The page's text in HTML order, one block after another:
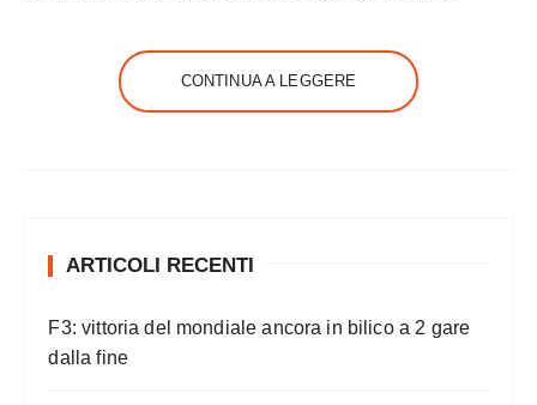
CONTINUA A LEGGERE
ARTICOLI RECENTI
F3: vittoria del mondiale ancora in bilico a 2 gare
dalla fine